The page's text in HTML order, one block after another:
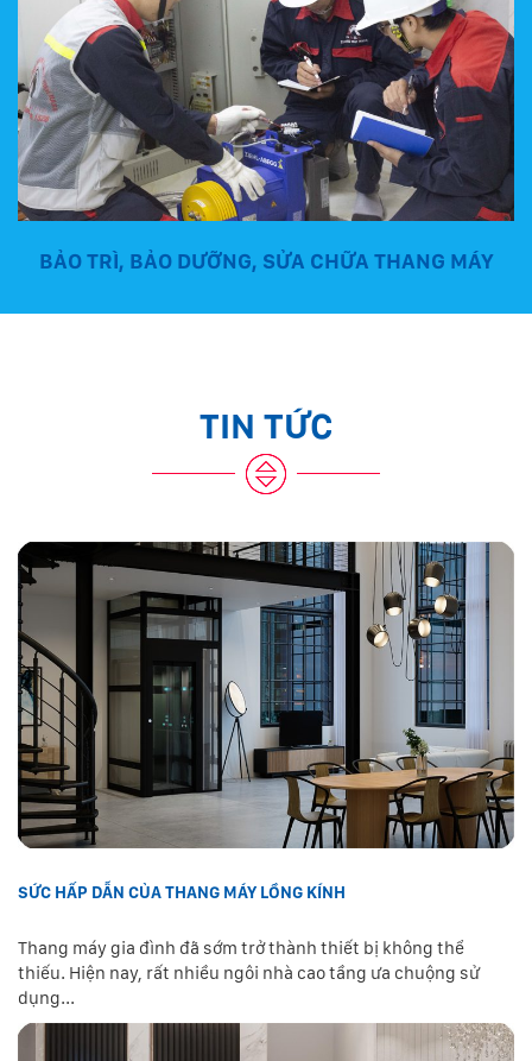
BẢO TRÌ, BẢO DƯỠNG, SỬA CHỮA THANG MÁY
TIN TỨC
SỨC HẤP DẪN CỦA THANG MÁY LỒNG KÍNH
Thang máy gia đình đã sớm trở thành thiết bị không thể
thiếu. Hiện nay, rất nhiều ngôi nhà cao tầng ưa chuộng sử
dụng...